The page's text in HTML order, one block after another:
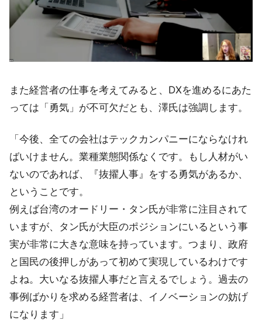
また経営者の仕事を考えてみると、DXを進めるにあた
っては「勇気」が不可欠だとも、澤氏は強調します。
「今後、全ての会社はテックカンパニーにならなけれ
ばいけません。業種業態関係なくです。もし人材がい
ないのであれば、『抜擢人事』をする勇気があるか、
ということです。
例えば台湾のオードリー・タン氏が非常に注目されて
いますが、タン氏が大臣のポジションにいるという事
実が非常に大きな意味を持っています。つまり、政府
と国民の後押しがあって初めて実現しているわけです
よね。大いなる抜擢人事だと言えるでしょう。過去の
事例ばかりを求める経営者は、イノベーションの妨げ
になります」